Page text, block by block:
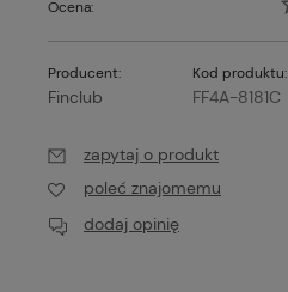
Ocena:
Producent:
Finclub
Kod produktu:
FF4A-8181C
zapytaj o produkt
poleć znajomemu
dodaj opinię